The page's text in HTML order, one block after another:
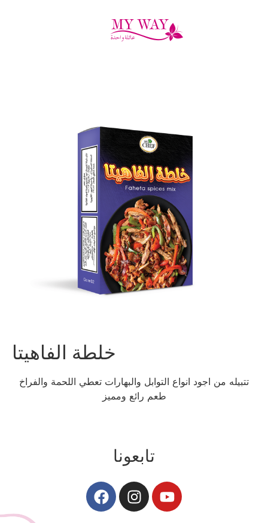
خلطة الفاهيتا
تتبيله من اجود انواع التوابل والبهارات تعطي اللحمة والفراخ
طعم رائع ومميز
تابعونا